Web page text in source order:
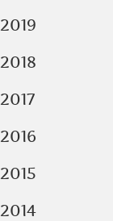
2019
2018
2017
2016
2015
2014